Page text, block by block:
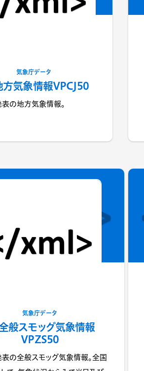
気象庁データ
方気象情報VPCJ50
の地方気象情報。
気象庁データ
般スモッグ気象情報
VPZS50
の全般スモッグ気象情報。全国